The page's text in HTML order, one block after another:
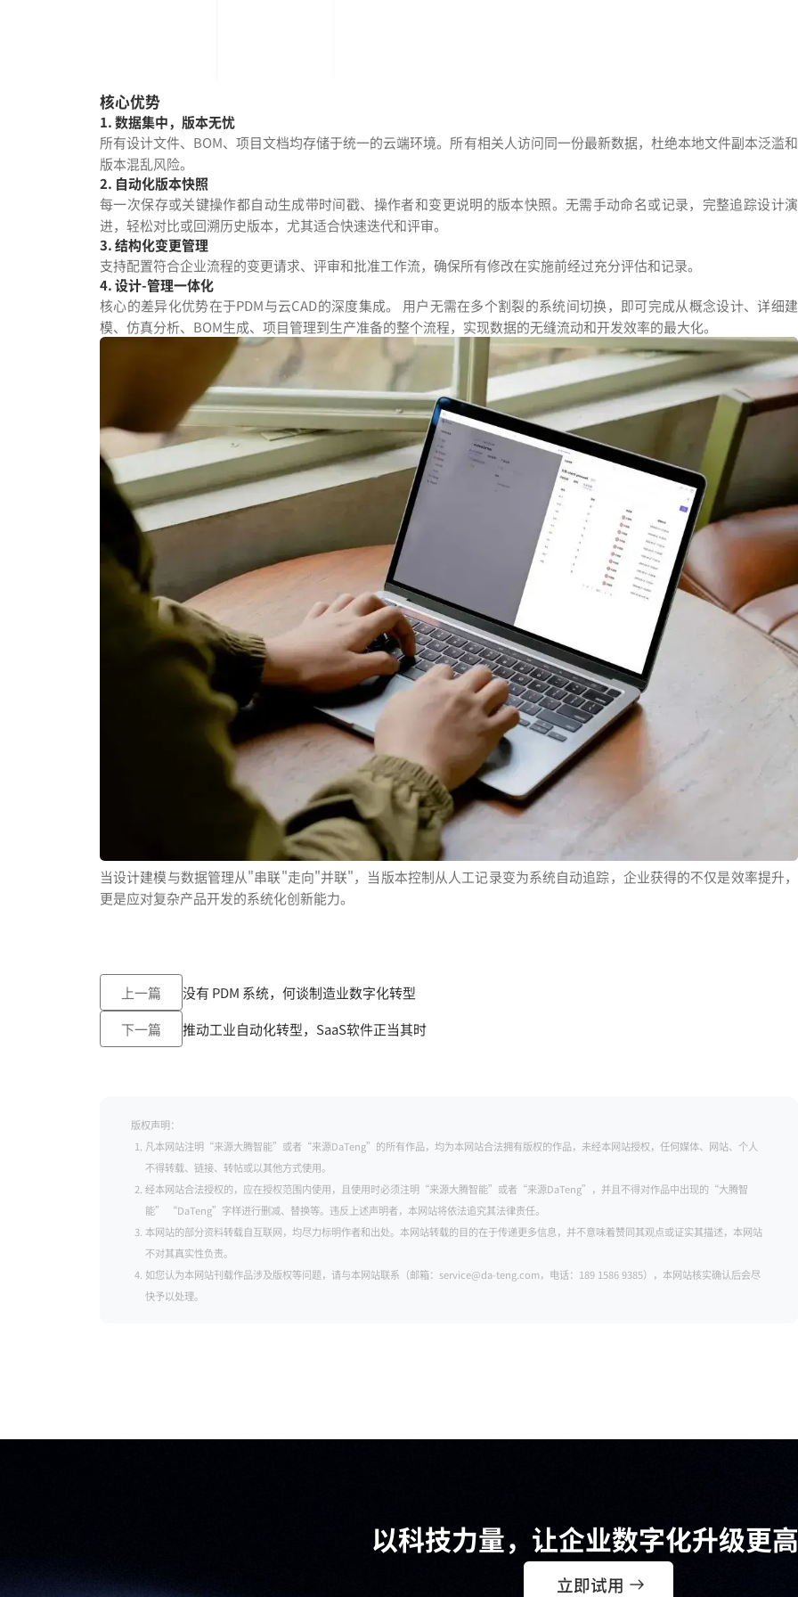
核心优势
1. 数据集中，版本无忧
所有设计文件、BOM、项目文档均存储于统一的云端环境。所有相关人访问同一份最新数据，杜绝本地文件副本泛滥和
版本混乱风险。
2. 自动化版本快照
每一次保存或关键操作都自动生成带时间戳、操作者和变更说明的版本快照。无需手动命名或记录，完整追踪设计演
进，轻松对比或回溯历史版本，尤其适合快速迭代和评审。
3. 结构化变更管理
支持配置符合企业流程的变更请求、评审和批准工作流，确保所有修改在实施前经过充分评估和记录。
4. 设计-管理一体化
核心的差异化优势在于PDM与云CAD的深度集成。 用户无需在多个割裂的系统间切换，即可完成从概念设计、详细建
模、仿真分析、BOM生成、项目管理到生产准备的整个流程，实现数据的无缝流动和开发效率的最大化。
当设计建模与数据管理从"串联"走向"并联"，当版本控制从人工记录变为系统自动追踪，企业获得的不仅是效率提升，
更是应对复杂产品开发的系统化创新能力。
上一篇
没有 PDM 系统，何谈制造业数字化转型
下一篇
推动工业自动化转型，SaaS软件正当其时
版权声明：
凡本网站注明“来源大腾智能”或者“来源DaTeng”的所有作品，均为本网站合法拥有版权的作品，未经本网站授权，任何媒体、网站、个人
不得转载、链接、转帖或以其他方式使用。
经本网站合法授权的，应在授权范围内使用，且使用时必须注明“来源大腾智能”或者“来源DaTeng”，并且不得对作品中出现的“大腾智
能” “DaTeng”字样进行删减、替换等。违反上述声明者，本网站将依法追究其法律责任。
本网站的部分资料转载自互联网，均尽力标明作者和出处。本网站转载的目的在于传递更多信息，并不意味着赞同其观点或证实其描述，本网站
不对其真实性负责。
如您认为本网站刊载作品涉及版权等问题，请与本网站联系（邮箱：service@da-teng.com，电话：189 1586 9385），本网站核实确认后会尽
快予以处理。
以科技力量，让企业数字化升级更
立即试用